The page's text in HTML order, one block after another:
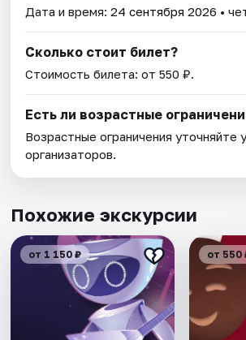
Дата и время:24 сентября 2026 •
Сколько стоит билет?
Стоимость билета: от 550 ₽.
Есть ли возрастные
Возрастные ограничения уточняйте
организаторов.
Похожие экскурсии
от 1 150 ₽ от 550